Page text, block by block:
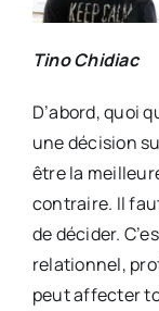
Tino Chidiac
D’abord, quoi
une décision
être la
contraire. Il
de décider.
relationnel,
peut affecter